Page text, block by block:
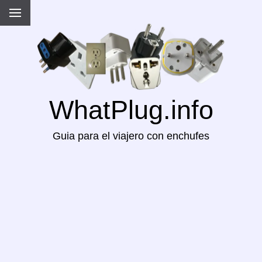
WhatPlug.info
Guia para el viajero con enchufes